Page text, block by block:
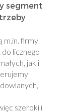
segment
m.in. firmy
licznego
jak i
szeroki i